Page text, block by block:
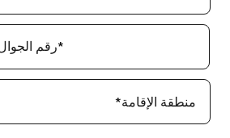
رقم*
منطقة الإقامة*